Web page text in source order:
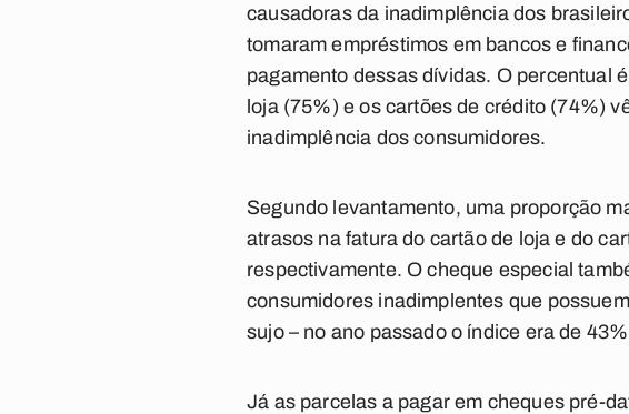
causadoras da inadimplência dos
tomaram empréstimos em bancos e
pagamento dessas dívidas. O percentual
loja (75%) e os cartões de crédito (74%)
inadimplência dos consumidores.
Segundo levantamento, uma proporção
atrasos na fatura do cartão de loja e do
respectivamente. O cheque especial
consumidores inadimplentes que
sujo – no ano passado o índice era de
Já as parcelas a pagar em cheques pré-